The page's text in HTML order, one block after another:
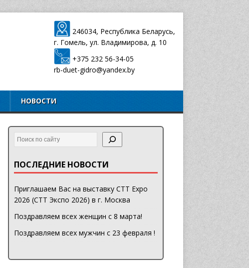
246034, Республика Беларусь,
г. Гомель, ул. Владимирова, д. 10
+375 232 56-34-05
rb-duet-gidro@yandex.by
НОВОСТИ
ПОСЛЕДНИЕ НОВОСТИ
Приглашаем Вас на выставку CTT Expo
2026 (СТТ Экспо 2026) в г. Москва
Поздравляем всех женщин с 8 марта!
Поздравляем всех мужчин с 23 февраля !